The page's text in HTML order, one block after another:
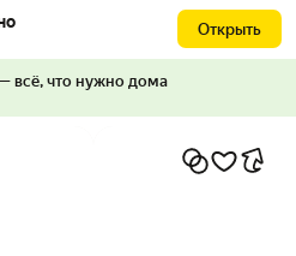
Открыть
всё, что нужно дома